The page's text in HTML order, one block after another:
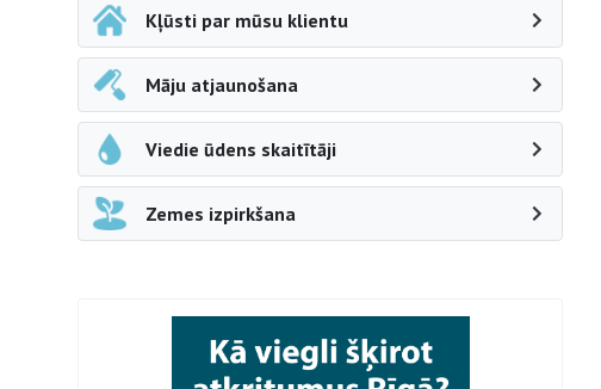
Kļūsti par mūsu klientu
Māju atjaunošana
Viedie ūdens skaitītāji
Zemes izpirkšana